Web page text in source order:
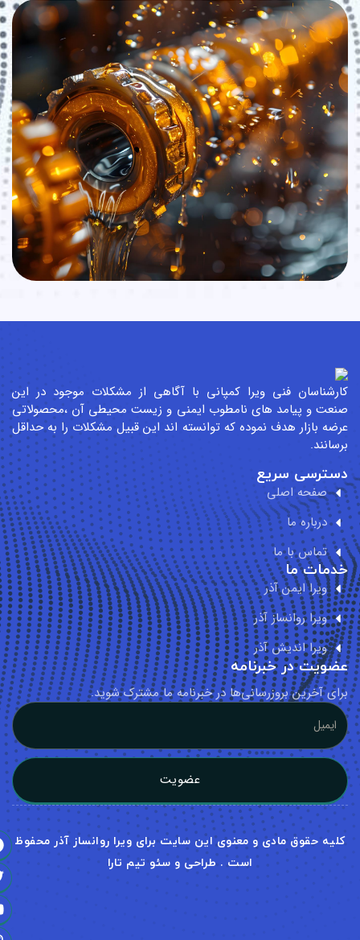
فنی ویرا کمپانی با آگاهی از مشکلات موجود در این
و پیامد های نامطوب ایمنی و زیست محیطی آن ،محصولاتی
بازار هدف نموده که توانسته اند این قبیل مشکلات را به حداقل
سریع
صفحه اصلی
درباره ما
تماس با ما
ما
ویرا ایمن آذر
ویرا روانساز آذر
ویرا اندیش آذر
در خبرنامه
آخرین بروزرسانی‌ها در خبرنامه ما مشترک شوید.
عضویت
حقوق مادی و معنوی این سایت برای ویرا روانساز آذر محفوظ
است . طراحی و سئو تیم تارا